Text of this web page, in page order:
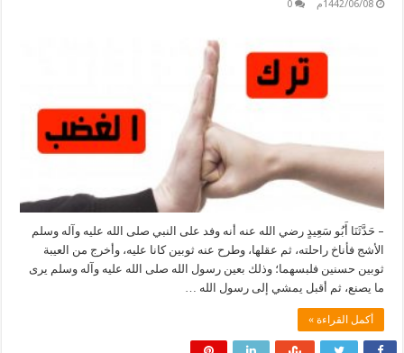
1442/06/08م 0
– حَدَّثَنَا أَبُو سَعِيدٍ رضي الله عنه أنه وفد على النبي صلى الله عليه وآله وسلم
الأشج فأناخ راحلته، ثم عقلها، وطرح عنه ثوبين كانا عليه، وأخرج من العيبة
ثوبين حسنين فلبسهما؛ وذلك بعين رسول الله صلى الله عليه وآله وسلم يرى
ما يصنع، ثم أقبل يمشي إلى رسول الله …
أكمل القراءة »